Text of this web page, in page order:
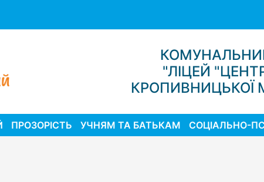
"ЛІЦЕЙ
КРОПИВНИЦЬКОЇ
ПРОЗОРІСТЬ УЧНЯМ ТА БАТЬКАМ СОЦІАЛЬНО-